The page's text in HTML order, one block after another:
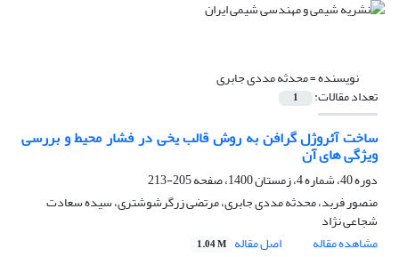
نویسنده =محدثه مددی جابری
تعداد مقالات: 1
ساخت آئروژل گرافن به روش قالب یخی در فشار محیط و بررسی
ویژگی های آن
دوره 40، شماره 4، زمستان 1400، صفحه
205-213
منصور فربد، محدثه مددی جابری، مرتضی زرگرشوشتری، سیده سعادت
شجاعی نژاد
مشاهده مقاله
اصل مقاله 1.04 M